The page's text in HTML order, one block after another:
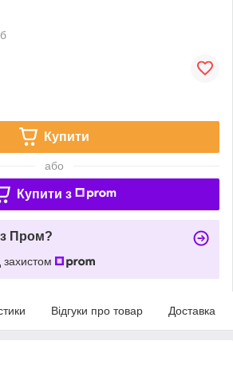
Купити
або
Купити з
Пром?
Відгуки про товар Доставка